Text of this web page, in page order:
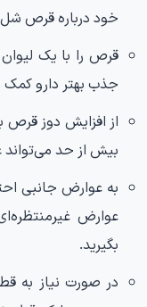
خود درباره قرص شل
قرص را با یک
جذب بهتر دارو کمک
از افزایش دوز
بیش از حد
به عوارض جانبی
عوارض
بگیرید.
در صورت نیاز به